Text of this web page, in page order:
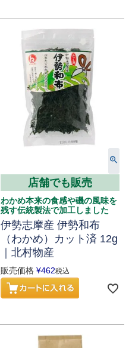
店舗でも販売
わかめ本来の食感や磯の風味を
残す伝統製法で加工しました
伊勢志摩産 伊勢和布
（わかめ）カット済 12g
｜北村物産
販売価格 ¥462税込